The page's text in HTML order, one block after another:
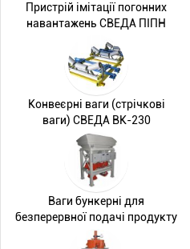
Пристрій імітації погонних
навантажень СВЕДА ПІПН
Конвеєрні ваги (стрічкові
ваги) СВЕДА ВК-230
Ваги бункерні для
безперервної подачі продукту